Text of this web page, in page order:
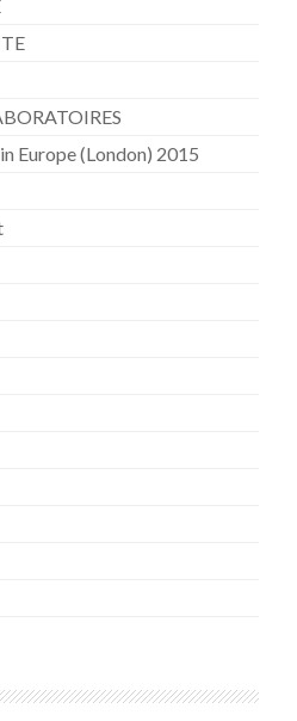
Europe (London) 2015